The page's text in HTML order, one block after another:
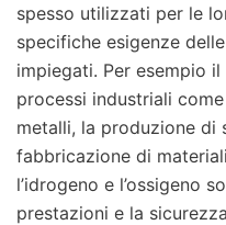
spesso utilizzati per le
specifiche esigenze
impiegati. Per esempio
processi industriali
metalli, la produzione di
fabbricazione di
l’idrogeno e l’ossigeno
prestazioni e la